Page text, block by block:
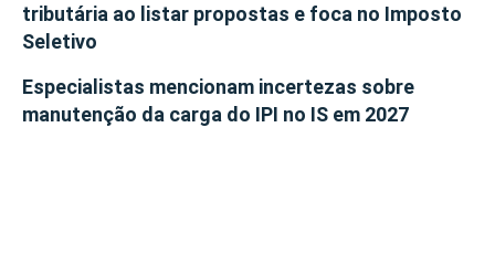
tributária ao listar propostas e foca no Imposto
Seletivo
Especialistas mencionam incertezas sobre
manutenção da carga do IPI no IS em 2027